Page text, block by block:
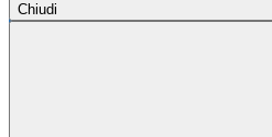
Chiudi